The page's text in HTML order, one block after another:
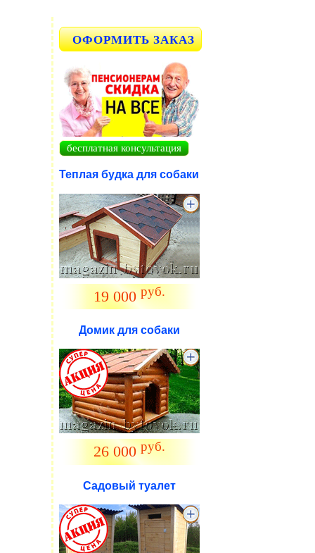
ОФОРМИТЬ ЗАКАЗ
бесплатная консультация
Теплая будка для собаки
19 000руб.
Домик для собаки
.
26 000руб.
Садовый туалет
.